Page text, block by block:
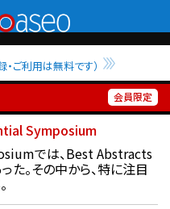
・ご利用は無料です）
Symposium
では、Best Abstracts
。その中から、特に注目